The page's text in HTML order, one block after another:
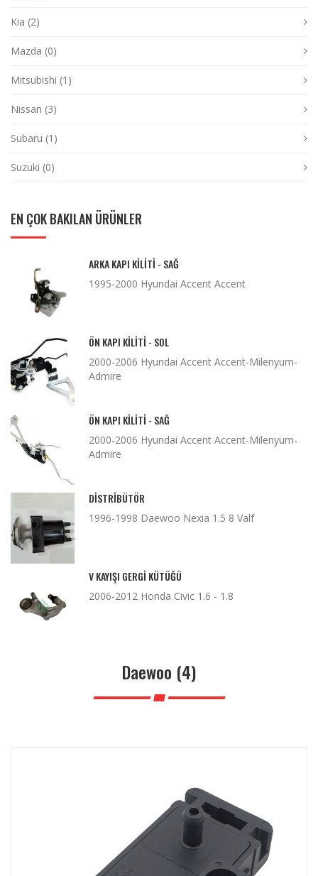
Kia (2)
Mazda (0)
Mitsubishi (1)
Nissan (3)
Subaru (1)
Suzuki (0)
EN ÇOK BAKILAN ÜRÜNLER
ARKA KAPI KILITI - SAĞ
1995-2000 Hyundai Accent Accent
ÖN KAPI KILITI - SOL
2000-2006 Hyundai Accent Accent-Milenyum-
Admire
ÖN KAPI KILITI - SAĞ
2000-2006 Hyundai Accent Accent-Milenyum-
Admire
DISTRIBÜTÖR
1996-1998 Daewoo Nexia 1.5 8 Valf
V KAYIŞI GERGI KÜTÜĞÜ
2006-2012 Honda Civic 1.6 - 1.8
Daewoo (4)